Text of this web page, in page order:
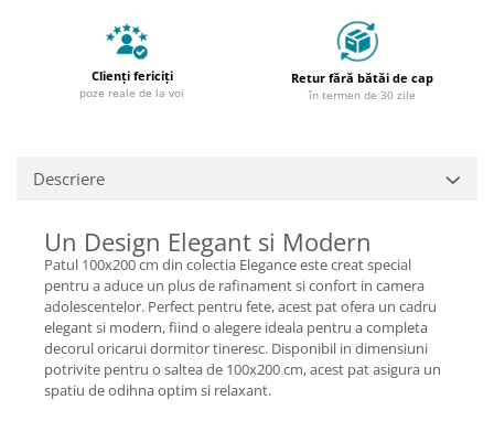
Clienți fericiți
poze reale de la voi
Retur fără bătăi de cap
în termen de 30 zile
Descriere
Un Design Elegant si Modern
Patul 100x200 cm din colectia Elegance este creat special
pentru a aduce un plus de rafinament si confort in camera
adolescentelor. Perfect pentru fete, acest pat ofera un cadru
elegant si modern, fiind o alegere ideala pentru a completa
decorul oricarui dormitor tineresc. Disponibil in dimensiuni
potrivite pentru o saltea de 100x200 cm, acest pat asigura un
spatiu de odihna optim si relaxant.